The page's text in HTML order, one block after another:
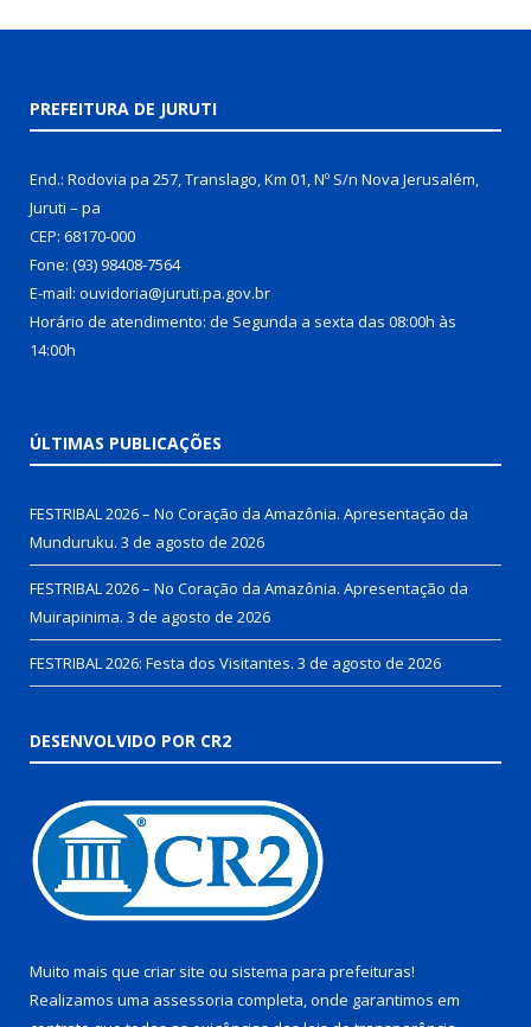
PREFEITURA DE JURUTI
End.: Rodovia pa 257, Translago, Km 01, Nº S/n Nova Jerusalém,
Juruti – pa
CEP: 68170-000
Fone: (93) 98408-7564
E-mail: ouvidoria@juruti.pa.gov.br
Horário de atendimento: de Segunda a sexta das 08:00h às
14:00h
ÚLTIMAS PUBLICAÇÕES
FESTRIBAL 2026 – No Coração da Amazônia. Apresentação da
Munduruku. 3 de agosto de 2026
FESTRIBAL 2026 – No Coração da Amazônia. Apresentação da
Muirapinima. 3 de agosto de 2026
FESTRIBAL 2026: Festa dos Visitantes. 3 de agosto de 2026
DESENVOLVIDO POR CR2
Muito mais que criar site ou sistema para prefeituras!
Realizamos uma assessoria completa, onde garantimos em